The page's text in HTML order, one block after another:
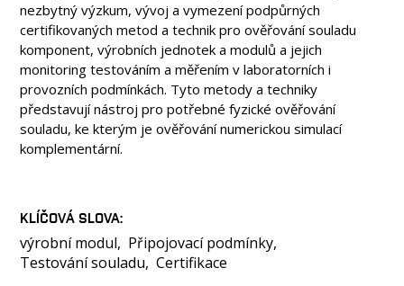
nezbytný výzkum, vývoj a vymezení podpůrných
certifikovaných metod a technik pro ověřování souladu
komponent, výrobních jednotek a modulů a jejich
monitoring testováním a měřením v laboratorních i
provozních podmínkách. Tyto metody a techniky
představují nástroj pro potřebné fyzické ověřování
souladu, ke kterým je ověřování numerickou simulací
komplementární.
KLÍČOVÁ SLOVA
výrobní modul
Připojovací podmínky
Testování souladu Certifikace